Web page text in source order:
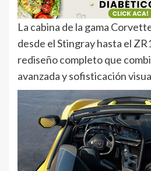
La cabina de la gama
desde el Stingray hasta el
rediseño completo que
avanzada y sofisticación